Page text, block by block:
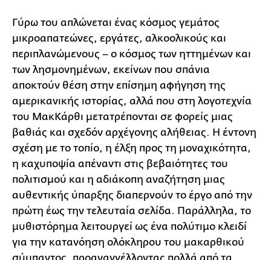
Γύρω του απλώνεται ένας κόσμος γεμάτος
μικροαπατεώνες, εργάτες, αλκοολικούς και
περιπλανώμενους – ο κόσμος των ηττημένων και
των λησμονημένων, εκείνων που σπάνια
αποκτούν θέση στην επίσημη αφήγηση της
αμερικανικής ιστορίας, αλλά που στη λογοτεχνία
του ΜακΚάρθι μετατρέπονται σε φορείς μιας
βαθιάς και σχεδόν αρχέγονης αλήθειας. Η έντονη
σχέση με το τοπίο, η έλξη προς τη μοναχικότητα,
η καχυποψία απέναντι στις βεβαιότητες του
πολιτισμού και η αδιάκοπη αναζήτηση μιας
αυθεντικής ύπαρξης διαπερνούν το έργο από την
πρώτη έως την τελευταία σελίδα. Παράλληλα, το
μυθιστόρημα λειτουργεί ως ένα πολύτιμο κλειδί
για την κατανόηση ολόκληρου του μακαρθικού